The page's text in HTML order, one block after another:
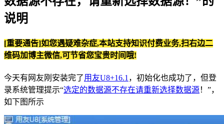
说明
[重要通告]如您遇疑难杂症,本站支持知识付费业务,扫右边二
维码加博主微信,可节省您宝贵时间哦!
今天有网友刚安装完了用友U8+16.1，初始化也成功了，但登
录系统管理提示“选定的数据源不存在请重新选择数据源 ！”，
如下图所示